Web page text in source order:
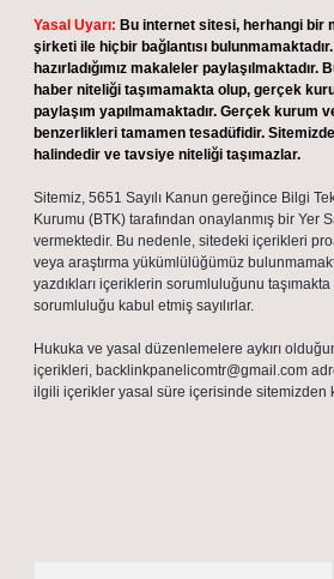
Yasal Uyarı: Bu internet sitesi, herhangi bir
şirketi ile hiçbir bağlantısı
hazırladığımız makaleler
haber niteliği taşımamakta olup, gerçek
paylaşım yapılmamaktadır. Gerçek kurum
benzerlikleri tamamen tesadüfidir.
halindedir ve tavsiye niteliği taşımazlar.
Sitemiz, 5651 Sayılı Kanun gereğince Bilgi
Kurumu (BTK) tarafından onaylanmış bir Yer
vermektedir. Bu nedenle, sitedeki içerikleri
veya araştırma yükümlülüğümüz
yazdıkları içeriklerin sorumluluğunu
sorumluluğu kabul etmiş sayılırlar.
Hukuka ve yasal düzenlemelere aykırı
içerikleri, backlinkpanelicomtr@gmail.com
ilgili içerikler yasal süre içerisinde sitemizden